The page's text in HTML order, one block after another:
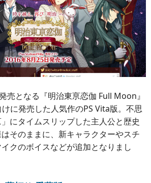
売となる『明治東亰恋伽 Full Moon』
に発売した人気作のPS Vita版。不思
にタイムスリップした主人公と歴史
そのままに、新キャラクターやスチ
クのボイスなどが追加となりまし